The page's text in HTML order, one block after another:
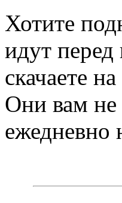
Хотите
идут
скачаете
Они вам не
ежедневно